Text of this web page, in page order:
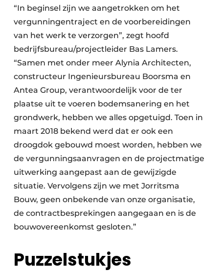
“In beginsel zijn we aangetrokken om het
vergunningentraject en de voorbereidingen
van het werk te verzorgen”, zegt hoofd
bedrijfsbureau/projectleider Bas Lamers.
“Samen met onder meer Alynia Architecten,
constructeur Ingenieursbureau Boorsma en
Antea Group, verantwoordelijk voor de ter
plaatse uit te voeren bodemsanering en het
grondwerk, hebben we alles opgetuigd. Toen in
maart 2018 bekend werd dat er ook een
droogdok gebouwd moest worden, hebben we
de vergunningsaanvragen en de projectmatige
uitwerking aangepast aan de gewijzigde
situatie. Vervolgens zijn we met Jorritsma
Bouw, geen onbekende van onze organisatie,
de contractbesprekingen aangegaan en is de
bouwovereenkomst gesloten.”
Puzzelstukjes